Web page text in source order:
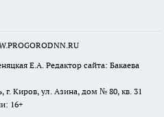
Е.А. Редактор сайта: Бакаева
г. Киров, ул. Азина, дом № 80, кв. 31
16+